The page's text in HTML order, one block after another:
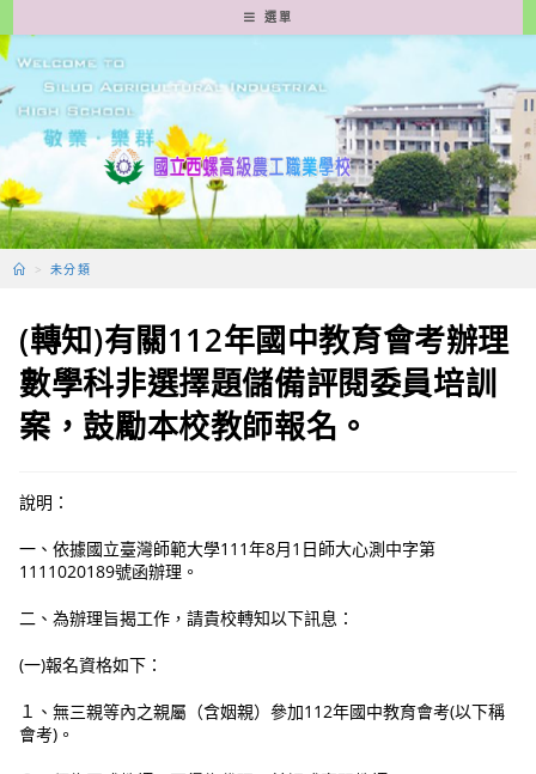
轉
至
要
容
選單
> 未分類
(轉知)有關112年國中教育會考辦理
數學科非選擇題儲備評閱委員培訓
案，鼓勵本校教師報名。
說明：
一、依據國立臺灣師範大學111年8月1日師大心測中字第
1111020189號函辦理。
二、為辦理旨揭工作，請貴校轉知以下訊息：
(一)報名資格如下：
１、無三親等內之親屬（含姻親）參加112年國中教育會考(以下稱
會考)。